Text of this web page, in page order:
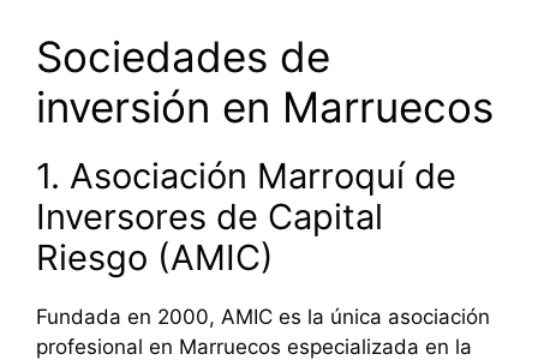
Sociedades de
inversión en Marruecos
1. Asociación Marroquí de
Inversores de Capital
Riesgo (AMIC)
Fundada en 2000, AMIC es la única asociación
profesional en Marruecos especializada en la